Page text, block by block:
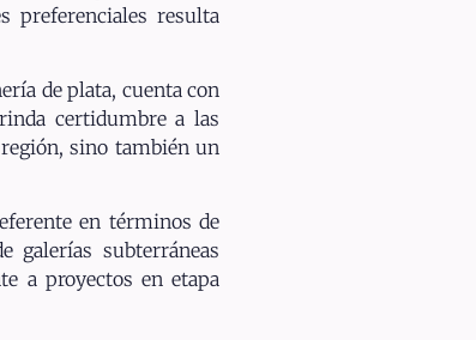
preferenciales resulta
de plata, cuenta con
certidumbre a las
sino también un
en términos de
galerías subterráneas
a proyectos en etapa